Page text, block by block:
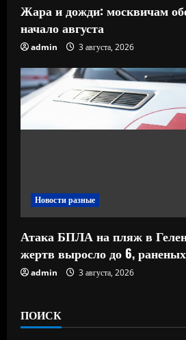
Жара и дожди: москвичам
начало августа
admin 3 августа, 2026
Новости разные
Атака БПЛА на пляж в
жертв выросло до 6,
admin 3 августа, 2026
ПОИСК